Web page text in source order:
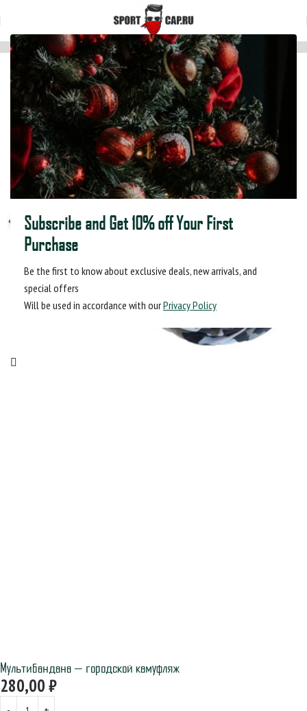
Subscribe and Get 10% off Your First
Purchase
Be the first to know about exclusive deals, new arrivals, and
special offers
Will be used in accordance with ourPrivacy Policy
Главная Мультибанданы
Мультибандана — городской камуфляж
280,00₽